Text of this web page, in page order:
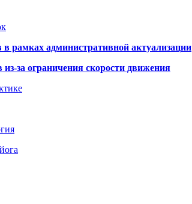
рамках административной актуализации
за ограничения скорости движения